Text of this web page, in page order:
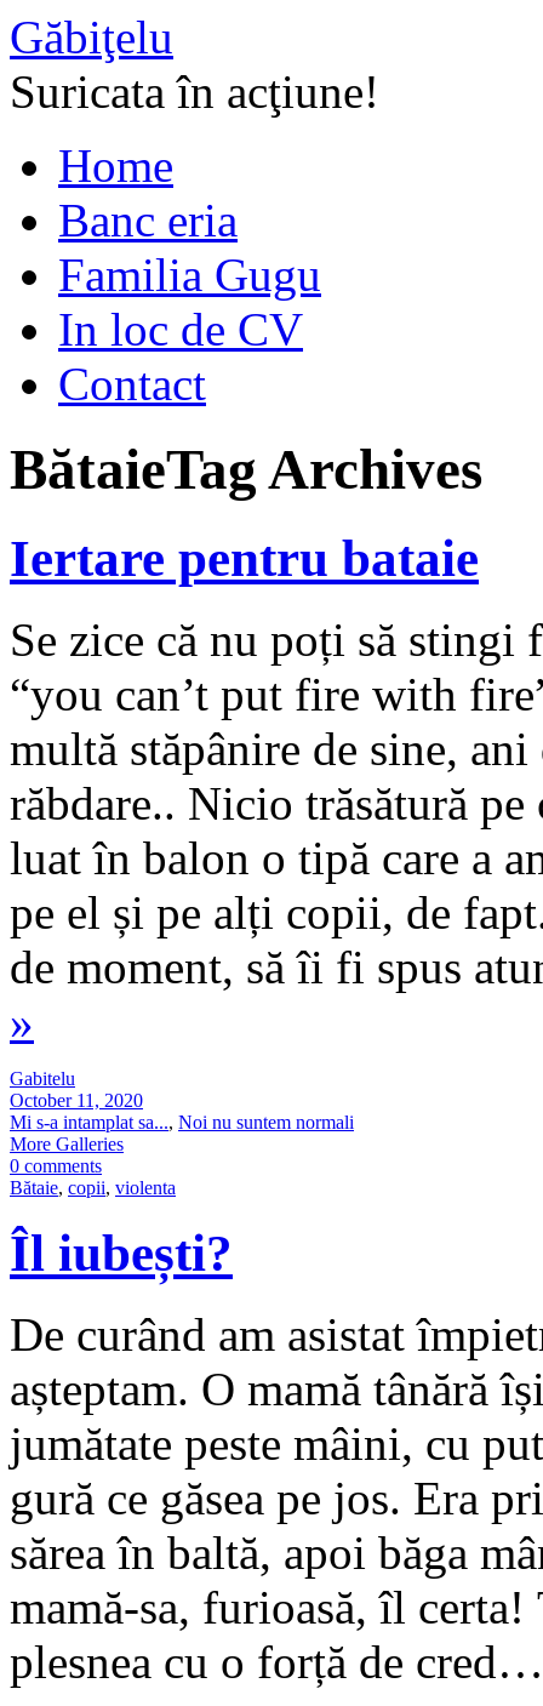
Găbiţelu
Suricata în acţiune!
Home
Banc eria
Familia Gugu
In loc de CV
Contact
BătaieTag Archives
Iertare pentru bataie
Se zice că nu poți să
“you can’t put fire with
multă stăpânire de sine,
răbdare.. Nicio trăsătură
luat în balon o tipă care a
pe el și pe alți copii, de
de moment, să îi fi spus
»
Gabitelu
October 11, 2020
Mi s-a intamplat sa..., Noi nu suntem normali
More Galleries
0 comments
Bătaie, copii, violenta
Îl iubești?
De curând am asistat
așteptam. O mamă tânără
jumătate peste mâini, cu
gură ce găsea pe jos. Era
sărea în baltă, apoi băga
mamă-sa, furioasă, îl
plesnea cu o forță de